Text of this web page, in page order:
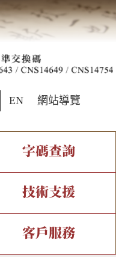
EN 網站導覽
全字庫現況
專有名詞介紹
字碼查詢
部件查詢
注音查詢
技術支援
造字解決方案
客戶服務